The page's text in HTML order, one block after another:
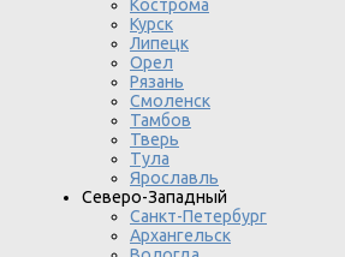
Кострома
Курск
Липецк
Орел
Рязань
Смоленск
Тамбов
Тверь
Тула
Ярославль
Северо-Западный
Санкт-Петербург
Архангельск